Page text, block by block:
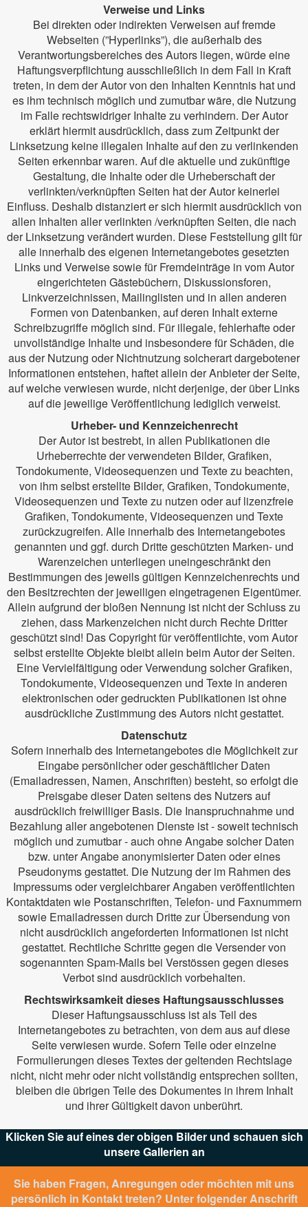
Verweise und Links
Bei direkten oder indirekten Verweisen auf fremde
Webseiten (”Hyperlinks”), die außerhalb des
Verantwortungsbereiches des Autors liegen, würde eine
Haftungsverpflichtung ausschließlich in dem Fall in Kraft
treten, in dem der Autor von den Inhalten Kenntnis hat und
es ihm technisch möglich und zumutbar wäre, die Nutzung
im Falle rechtswidriger Inhalte zu verhindern. Der Autor
erklärt hiermit ausdrücklich, dass zum Zeitpunkt der
Linksetzung keine illegalen Inhalte auf den zu verlinkenden
Seiten erkennbar waren. Auf die aktuelle und zukünftige
Gestaltung, die Inhalte oder die Urheberschaft der
verlinkten/verknüpften Seiten hat der Autor keinerlei
Einfluss. Deshalb distanziert er sich hiermit ausdrücklich von
allen Inhalten aller verlinkten /verknüpften Seiten, die nach
der Linksetzung verändert wurden. Diese Feststellung gilt für
alle innerhalb des eigenen Internetangebotes gesetzten
Links und Verweise sowie für Fremdeinträge in vom Autor
eingerichteten Gästebüchern, Diskussionsforen,
Linkverzeichnissen, Mailinglisten und in allen anderen
Formen von Datenbanken, auf deren Inhalt externe
Schreibzugriffe möglich sind. Für illegale, fehlerhafte oder
unvollständige Inhalte und insbesondere für Schäden, die
aus der Nutzung oder Nichtnutzung solcherart dargebotener
Informationen entstehen, haftet allein der Anbieter der Seite,
auf welche verwiesen wurde, nicht derjenige, der über Links
auf die jeweilige Veröffentlichung lediglich verweist.
Urheber- und Kennzeichenrecht
Der Autor ist bestrebt, in allen Publikationen die
Urheberrechte der verwendeten Bilder, Grafiken,
Tondokumente, Videosequenzen und Texte zu beachten,
von ihm selbst erstellte Bilder, Grafiken, Tondokumente,
Videosequenzen und Texte zu nutzen oder auf lizenzfreie
Grafiken, Tondokumente, Videosequenzen und Texte
zurückzugreifen. Alle innerhalb des Internetangebotes
genannten und ggf. durch Dritte geschützten Marken- und
Warenzeichen unterliegen uneingeschränkt den
Bestimmungen des jeweils gültigen Kennzeichenrechts und
den Besitzrechten der jeweiligen eingetragenen Eigentümer.
Allein aufgrund der bloßen Nennung ist nicht der Schluss zu
ziehen, dass Markenzeichen nicht durch Rechte Dritter
geschützt sind! Das Copyright für veröffentlichte, vom Autor
selbst erstellte Objekte bleibt allein beim Autor der Seiten.
Eine Vervielfältigung oder Verwendung solcher Grafiken,
Tondokumente, Videosequenzen und Texte in anderen
elektronischen oder gedruckten Publikationen ist ohne
ausdrückliche Zustimmung des Autors nicht gestattet.
Datenschutz
Sofern innerhalb des Internetangebotes die Möglichkeit zur
Eingabe persönlicher oder geschäftlicher Daten
(Emailadressen, Namen, Anschriften) besteht, so erfolgt die
Preisgabe dieser Daten seitens des Nutzers auf
ausdrücklich freiwilliger Basis. Die Inanspruchnahme und
Bezahlung aller angebotenen Dienste ist - soweit technisch
möglich und zumutbar - auch ohne Angabe solcher Daten
bzw. unter Angabe anonymisierter Daten oder eines
Pseudonyms gestattet. Die Nutzung der im Rahmen des
Impressums oder vergleichbarer Angaben veröffentlichten
Kontaktdaten wie Postanschriften, Telefon- und Faxnummern
sowie Emailadressen durch Dritte zur Übersendung von
nicht ausdrücklich angeforderten Informationen ist nicht
gestattet. Rechtliche Schritte gegen die Versender von
sogenannten Spam-Mails bei Verstössen gegen dieses
Verbot sind ausdrücklich vorbehalten.
Rechtswirksamkeit dieses Haftungsausschlusses
Dieser Haftungsausschluss ist als Teil des
Internetangebotes zu betrachten, von dem aus auf diese
Seite verwiesen wurde. Sofern Teile oder einzelne
Formulierungen dieses Textes der geltenden Rechtslage
nicht, nicht mehr oder nicht vollständig entsprechen sollten,
bleiben die übrigen Teile des Dokumentes in ihrem Inhalt
und ihrer Gültigkeit davon unberührt.
Klicken Sie auf eines der obigen Bilder und schauen sich
unsere Gallerien an
Sie haben Fragen, Anregungen oder möchten mit uns
persönlich in Kontakt treten? Unter folgender Anschrift